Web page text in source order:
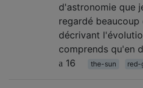
d'astronomie que
regardé
décrivant
comprends qu'en
16
the-sun red-